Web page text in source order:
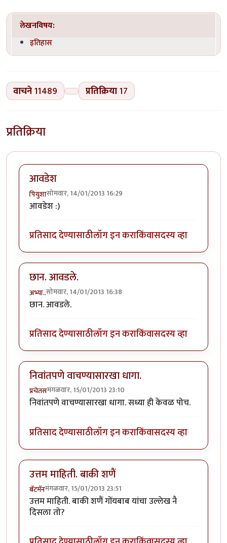
लेखनविषय:
इतिहास
वाचने11489 प्रतिक्रिया17
प्रतिक्रिया
आवडेश
पियुशासोमवार, 14/01/2013 16:29
आवडेश :)
प्रतिसाद देण्यासाठीलॉग इन कराकिंवासदस्य व्हा
छान. आवडले.
अभ्या..सोमवार, 14/01/2013 16:38
छान. आवडले.
प्रतिसाद देण्यासाठीलॉग इन कराकिंवासदस्य व्हा
निवांतपणे वाचण्यासारखा धागा.
प्रचेतसमंगळवार, 15/01/2013 23:10
निवांतपणे वाचण्यासारखा धागा. सध्या ही केवळ पोच.
प्रतिसाद देण्यासाठीलॉग इन कराकिंवासदस्य व्हा
उत्तम माहिती. बाकी शणैं
बॅटमॅनमंगळवार, 15/01/2013 23:51
उत्तम माहिती. बाकी शणैं गोंयबाब यांचा उल्लेख नै
दिसला तो?